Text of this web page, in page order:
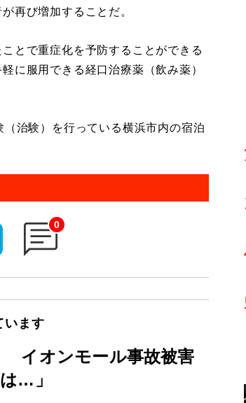
再び増加することだ。
とで重症化を予防することができる
に服用できる経口治療薬（飲み薬）
治験）を行っている横浜市内の宿泊
0
います
イオンモール事故被害
…」